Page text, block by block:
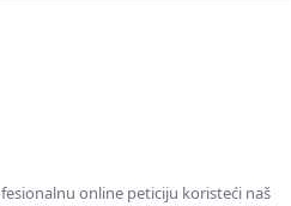
online peticiju koristeći naš